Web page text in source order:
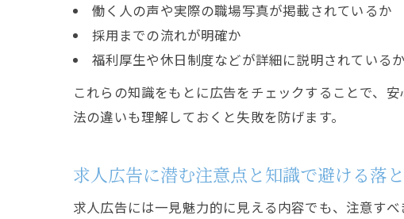
働く人の声や実際の職場写真が掲載されているか
採用までの流れが明確か
福利厚生や休日制度などが詳細に説明されているか
これらの知識をもとに広告をチェックすることで、
法の違いも理解しておくと失敗を防げます。
求人広告に潜む注意点と知識で避ける落
求人広告には一見魅力的に見える内容でも、注意す